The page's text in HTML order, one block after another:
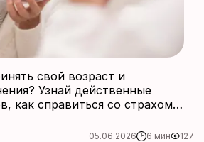
свой возраст и
Узнай действенные
как справиться со страхом
здоровье и начать новую
лет.
05.06.2026 6 мин 127